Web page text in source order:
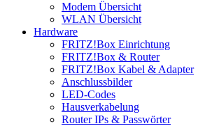
Modem Übersicht
WLAN Übersicht
Hardware
FRITZ!Box Einrichtung
FRITZ!Box & Router
FRITZ!Box Kabel & Adapter
Anschlussbilder
LED-Codes
Hausverkabelung
Router IPs & Passwörter